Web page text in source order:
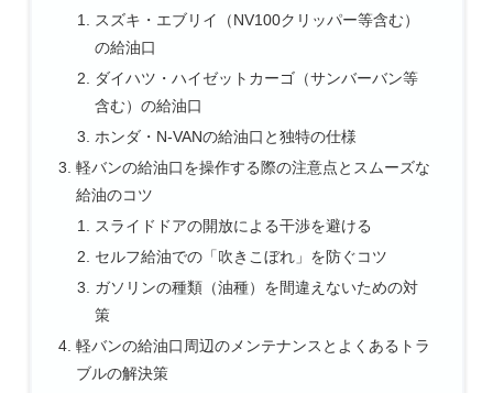
スズキ・エブリイ（NV100クリッパー等含む）
の給油口
ダイハツ・ハイゼットカーゴ（サンバーバン等
含む）の給油口
ホンダ・N-VANの給油口と独特の仕様
軽バンの給油口を操作する際の注意点とスムーズな
給油のコツ
スライドドアの開放による干渉を避ける
セルフ給油での「吹きこぼれ」を防ぐコツ
ガソリンの種類（油種）を間違えないための対
策
軽バンの給油口周辺のメンテナンスとよくあるトラ
ブルの解決策